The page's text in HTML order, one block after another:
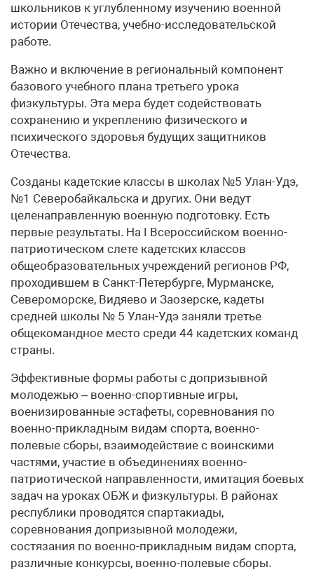
школьников к углубленному изучению военной
истории Отечества, учебно-исследовательской
работе.
Важно и включение в региональный компонент
базового учебного плана третьего урока
физкультуры. Эта мера будет содействовать
сохранению и укреплению физического и
психического здоровья будущих защитников
Отечества.
Созданы кадетские классы в школах №5 Улан-Удэ,
№1 Северобайкальска и других. Они ведут
целенаправленную военную подготовку. Есть
первые результаты. На I Всероссийском военно-
патриотическом слете кадетских классов
общеобразовательных учреждений регионов РФ,
проходившем в Санкт-Петербурге, Мурманске,
Североморске, Видяево и Заозерске, кадеты
средней школы № 5 Улан-Удэ заняли третье
общекомандное место среди 44 кадетских команд
страны.
Эффективные формы работы с допризывной
молодежью – военно-спортивные игры,
военизированные эстафеты, соревнования по
военно-прикладным видам спорта, военно-
полевые сборы, взаимодействие с воинскими
частями, участие в объединениях военно-
патриотической направленности, имитация боевых
задач на уроках ОБЖ и физкультуры. В районах
республики проводятся спартакиады,
соревнования допризывной молодежи,
состязания по военно-прикладным видам спорта,
различные конкурсы, военно-полевые сборы.